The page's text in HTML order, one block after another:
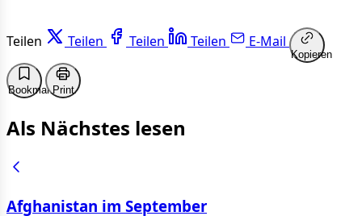
Teilen Teilen Teilen Teilen E-Mail
Kopieren
BookmarkPrint
Als Nächstes lesen
Afghanistan im September